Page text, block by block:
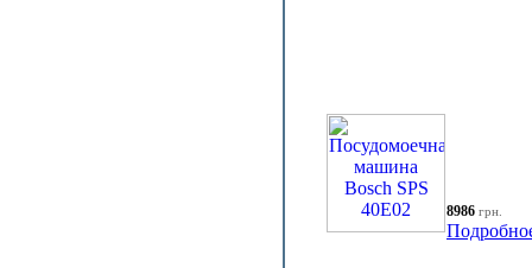
8986 грн.